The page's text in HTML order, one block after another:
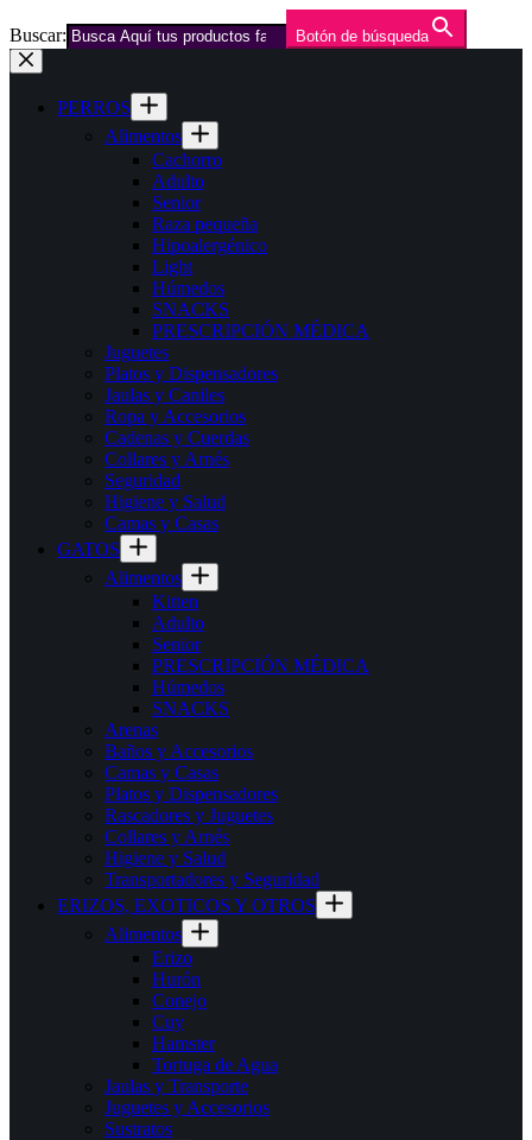
Buscar: Botón de búsqueda
Saltar
al
contenidoPERROS
Alimentos
Cachorro
Adulto
Senior
Raza pequeña
Hipoalergénico
Light
Húmedos
SNACKS
PRESCRIPCIÓN MÉDICA
Juguetes
Platos y Dispensadores
Jaulas y Caniles
Ropa y Accesorios
Cadenas y Cuerdas
Collares y Arnés
Seguridad
Higiene y Salud
Camas y Casas
GATOS
Alimentos
Kitten
Adulto
Senior
PRESCRIPCIÓN MÉDICA
Húmedos
SNACKS
Arenas
Baños y Accesorios
Camas y Casas
Platos y Dispensadores
Rascadores y Juguetes
Collares y Arnés
Higiene y Salud
Transportadores y Seguridad
ERIZOS, EXOTICOS Y OTROS
Alimentos
Erizo
Hurón
Conejo
Cuy
Hamster
Tortuga de Agua
Jaulas y Transporte
Juguetes y Accesorios
Sustratos